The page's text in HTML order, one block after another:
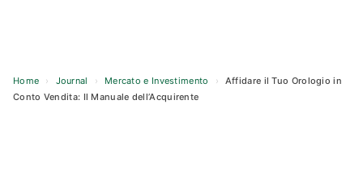
Home › Journal › Mercato e Investimento ›
Affidare il Tuo Orologio in
Conto Vendita: Il Manuale dell’Acquirente